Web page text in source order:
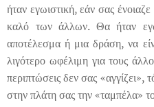
ήταν εγωιστική, εάν σας
καλό των άλλων. Θα ήταν
αποτέλεσμα ή μια δράση, να
λιγότερο ωφέλιμη για τους
περιπτώσεις δεν σας «αγγίζει»,
στην πλάτη σας την «ταμπέλα»